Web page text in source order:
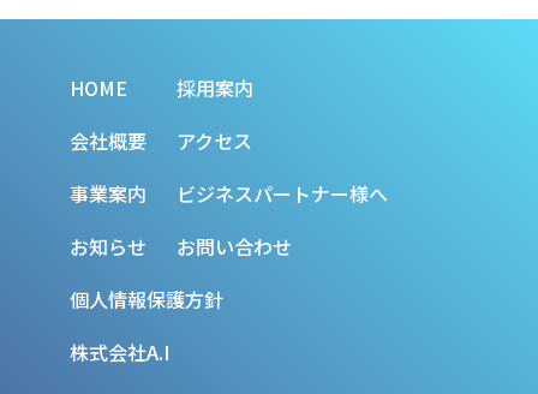
HOME
会社概要
事業案内
お知らせ
採用案内
アクセス
ビジネスパートナー様へ
お問い合わせ
個人情報保護方針
株式会社A.I